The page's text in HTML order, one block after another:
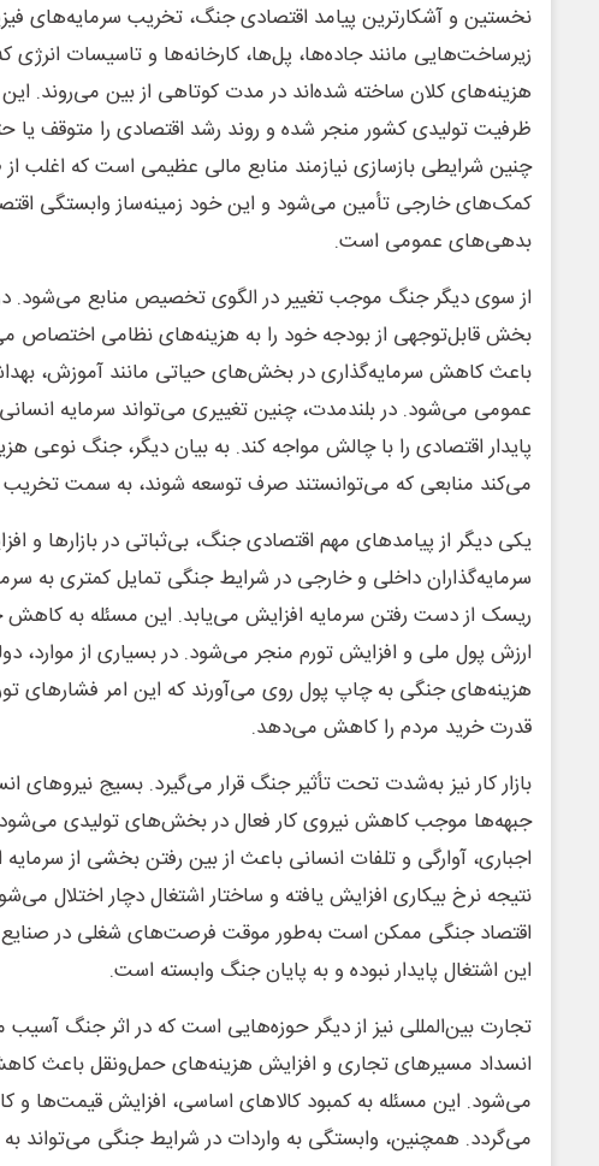
نخستین و آشکارترین پیامد اقتصادی جنگ، تخریب سرمایه‌های
زیرساخت‌هایی مانند جاده‌ها، پل‌ها، کارخانه‌ها و تاسیسات
هزینه‌های کلان ساخته شده‌اند در مدت کوتاهی از بین می‌روند.
ظرفیت تولیدی کشور منجر شده و روند رشد اقتصادی را متوقف
چنین شرایطی بازسازی نیازمند منابع مالی عظیمی است که اغلب
کمک‌های خارجی تأمین می‌شود و این خود زمینه‌ساز وابستگی
بدهی‌های عمومی است.
از سوی دیگر جنگ موجب تغییر در الگوی تخصیص منابع می‌شود.
بخش قابل‌توجهی از بودجه خود را به هزینه‌های نظامی اختصاص
باعث کاهش سرمایه‌گذاری در بخش‌های حیاتی مانند آموزش،
عمومی می‌شود. در بلندمدت، چنین تغییری می‌تواند سرمایه
پایدار اقتصادی را با چالش مواجه کند. به بیان دیگر، جنگ نوعی
می‌کند منابعی که می‌توانستند صرف توسعه شوند، به سمت
یکی دیگر از پیامدهای مهم اقتصادی جنگ، بی‌ثباتی در بازارها و
سرمایه‌گذاران داخلی و خارجی در شرایط جنگی تمایل کمتری به
ریسک از دست رفتن سرمایه افزایش می‌یابد. این مسئله به کاهش
ارزش پول ملی و افزایش تورم منجر می‌شود. در بسیاری از موارد،
هزینه‌های جنگی به چاپ پول روی می‌آورند که این امر فشارهای
قدرت خرید مردم را کاهش می‌دهد.
بازار کار نیز به‌شدت تحت تأثیر جنگ قرار می‌گیرد. بسیج نیروهای
جبهه‌ها موجب کاهش نیروی کار فعال در بخش‌های تولیدی می‌شود.
اجباری، آوارگی و تلفات انسانی باعث از بین رفتن بخشی از
نتیجه نرخ بیکاری افزایش یافته و ساختار اشتغال دچار اختلال
اقتصاد جنگی ممکن است به‌طور موقت فرصت‌های شغلی در صنایع
این اشتغال پایدار نبوده و به پایان جنگ وابسته است.
تجارت بین‌المللی نیز از دیگر حوزه‌هایی است که در اثر جنگ آسیب
انسداد مسیرهای تجاری و افزایش هزینه‌های حمل‌ونقل باعث
می‌شود. این مسئله به کمبود کالاهای اساسی، افزایش قیمت‌ها و
می‌گردد. همچنین، وابستگی به واردات در شرایط جنگی می‌تواند